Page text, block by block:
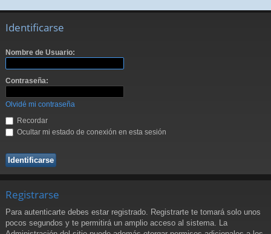
Identificarse
Nombre de Usuario:
Contraseña:
Olvidé mi contraseña
Recordar
Ocultar mi estado de conexión en esta sesión
Registrarse
Para autenticarte debes estar registrado. Registrarte te tomará solo unos
pocos segundos y te permitirá un amplio acceso al sistema. La